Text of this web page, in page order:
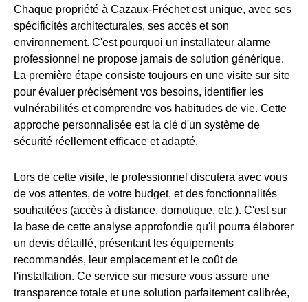
Chaque propriété à Cazaux-Fréchet est unique, avec ses
spécificités architecturales, ses accès et son
environnement. C'est pourquoi un installateur alarme
professionnel ne propose jamais de solution générique.
La première étape consiste toujours en une visite sur site
pour évaluer précisément vos besoins, identifier les
vulnérabilités et comprendre vos habitudes de vie. Cette
approche personnalisée est la clé d'un système de
sécurité réellement efficace et adapté.
Lors de cette visite, le professionnel discutera avec vous
de vos attentes, de votre budget, et des fonctionnalités
souhaitées (accès à distance, domotique, etc.). C'est sur
la base de cette analyse approfondie qu'il pourra élaborer
un devis détaillé, présentant les équipements
recommandés, leur emplacement et le coût de
l'installation. Ce service sur mesure vous assure une
transparence totale et une solution parfaitement calibrée,